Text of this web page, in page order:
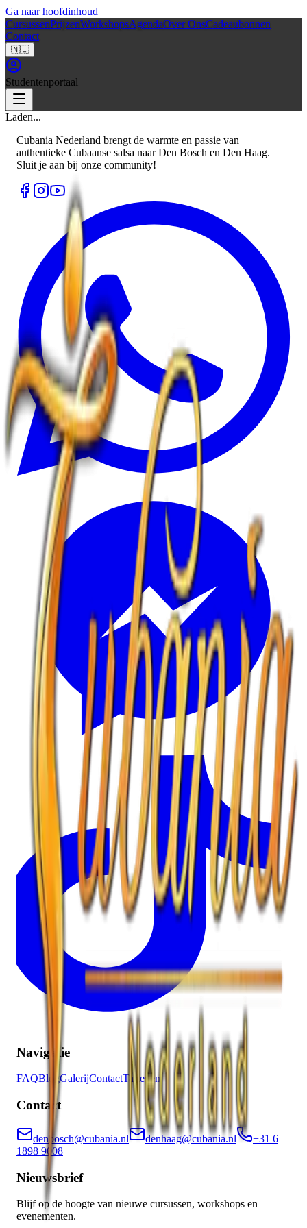
Ga naar hoofdinhoud
CursussenPrijzenWorkshopsAgendaOver OnsCadeaubonnen
Contact
🇳🇱
Studentenportaal
Laden...
Cubania Nederland brengt de warmte en passie van
authentieke Cubaanse salsa naar Den Bosch en Den Haag.
Sluit je aan bij onze community!
Navigatie
FAQBlogGalerijContactTarieven
Contact
denbosch@cubania.nl denhaag@cubania.nl
+31 6
1898 9008
Nieuwsbrief
Blijf op de hoogte van nieuwe cursussen, workshops en
evenementen.